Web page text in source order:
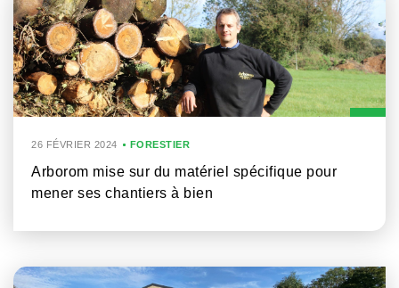
26 FÉVRIER 2024 FORESTIER
Arborom mise sur du matériel spécifique pour
mener ses chantiers à bien